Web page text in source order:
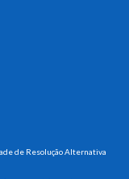
de Resolução Alternativa